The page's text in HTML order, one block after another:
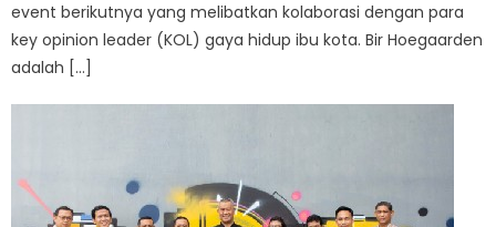
event berikutnya yang melibatkan kolaborasi dengan para
key opinion leader (KOL) gaya hidup ibu kota. Bir Hoegaarden
adalah […]